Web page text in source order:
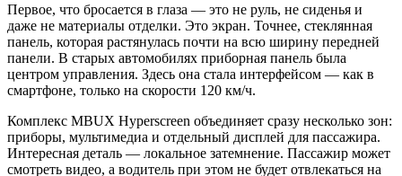
Первое, что бросается в глаза — это не руль, не сиденья и
даже не материалы отделки. Это экран. Точнее, стеклянная
панель, которая растянулась почти на всю ширину передней
панели. В старых автомобилях приборная панель была
центром управления. Здесь она стала интерфейсом — как в
смартфоне, только на скорости 120 км/ч.
Комплекс MBUX Hyperscreen объединяет сразу несколько зон:
приборы, мультимедиа и отдельный дисплей для пассажира.
Интересная деталь — локальное затемнение. Пассажир может
смотреть видео, а водитель при этом не будет отвлекаться на